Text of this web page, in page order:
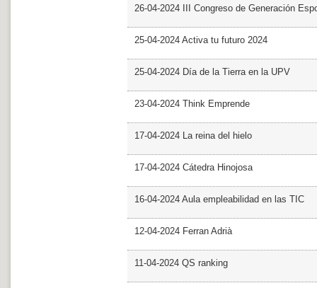
26-04-2024 III Congreso de Generación
25-04-2024 Activa tu futuro 2024
25-04-2024 Día de la Tierra en la UPV
23-04-2024 Think Emprende
17-04-2024 La reina del hielo
17-04-2024 Cátedra Hinojosa
16-04-2024 Aula empleabilidad en las TIC
12-04-2024 Ferran Adrià
11-04-2024 QS ranking